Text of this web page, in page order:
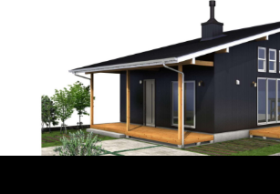
オーナー様の声
モデルハウス